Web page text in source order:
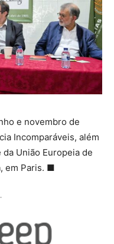
e novembro de
Incomparáveis, além
União Europeia de
em Paris. ■